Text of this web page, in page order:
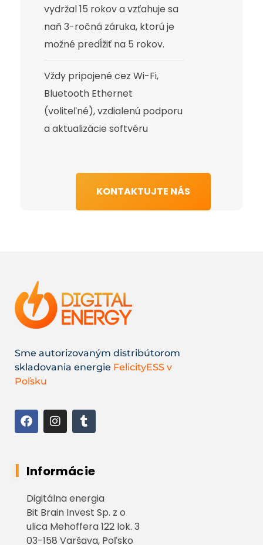
vydržal 15 rokov a vzťahuje sa
naň 3-ročná záruka, ktorú je
možné predĺžiť na 5 rokov.
Vždy pripojené cez Wi-Fi,
Bluetooth Ethernet
(voliteľné), vzdialenú podporu
a aktualizácie softvéru
KONTAKTUJTE NÁS
Sme autorizovaným distribútorom
skladovania energie FelicityESS v
Poľsku
Informácie
Digitálna energia
Bit Brain Invest Sp. z o
ulica Mehoffera 122 lok. 3
03-158 Varšava, Poľsko